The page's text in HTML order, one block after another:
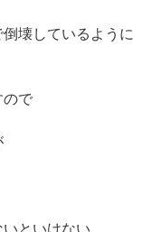
壊しているように
ので